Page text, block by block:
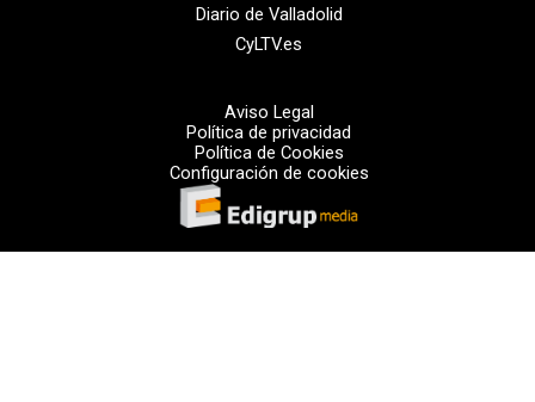
Diario de Valladolid
CyLTV.es
Aviso Legal
Política de privacidad
Política de Cookies
Configuración de cookies